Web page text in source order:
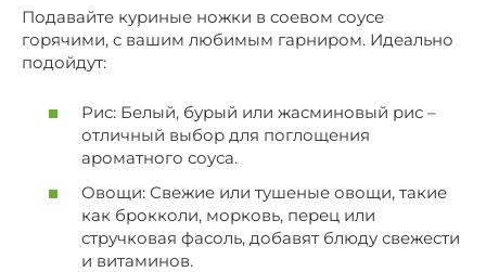
Подавайте куриные ножки в соевом соусе
горячими, с вашим любимым гарниром. Идеально
подойдут:
Рис: Белый, бурый или жасминовый рис –
отличный выбор для поглощения
ароматного соуса.
Овощи: Свежие или тушеные овощи, такие
как брокколи, морковь, перец или
стручковая фасоль, добавят блюду свежести
и витаминов.